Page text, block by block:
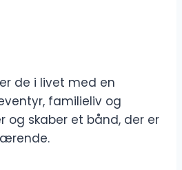
de i livet med en
familieliv og
og skaber et bånd, der er